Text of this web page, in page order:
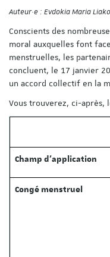
Auteur·e : Evdokia Maria
Conscients des
moral auxquelles font
menstruelles, les
concluent, le 17 janvier
un accord collectif en la
Vous trouverez, ci-après,
Champ d’application
Congé menstruel